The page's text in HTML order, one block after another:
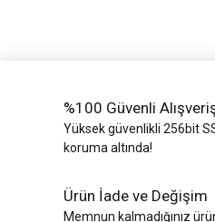
%100 Güvenli
Yüksek güvenlikli 256bit
koruma altında!
Ürün İade ve Değişim
Memnun kalmadığınız